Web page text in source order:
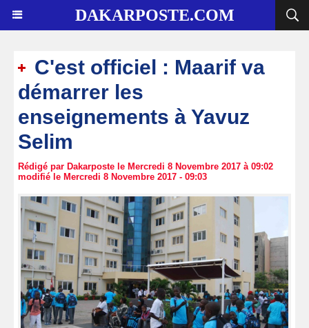
DAKARPOSTE.COM
C'est officiel : Maarif va
démarrer les
enseignements à Yavuz
Selim
Rédigé par Dakarposte le Mercredi 8 Novembre 2017 à 09:02
modifié le Mercredi 8 Novembre 2017 - 09:03